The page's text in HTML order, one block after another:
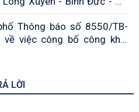
Thông báo số 8550/TB-
về việc công bố công khai
LỜI